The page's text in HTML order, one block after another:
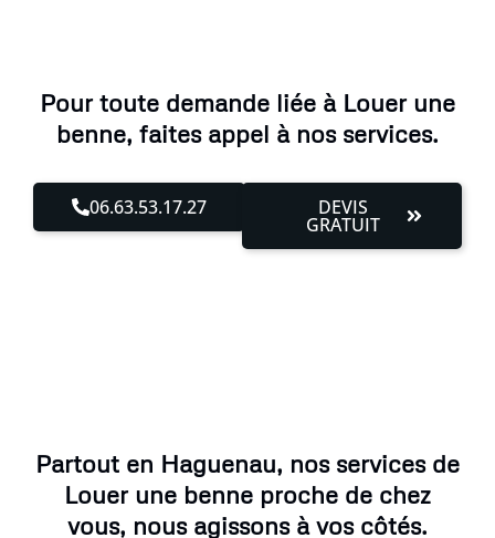
Pour toute demande liée à Louer une
benne, faites appel à nos services.
06.63.53.17.27 DEVIS
GRATUIT
Partout en Haguenau, nos services de
Louer une benne proche de chez
vous, nous agissons à vos côtés.